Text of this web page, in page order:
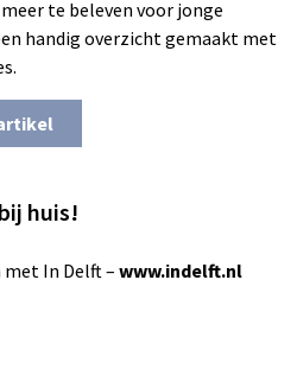
te beleven voor jonge
handig overzicht gemaakt met
huis!
In Delft – www.indelft.nl